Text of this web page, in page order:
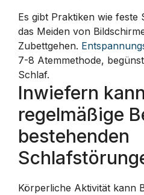
Es gibt Praktiken wie feste
das Meiden von
Zubettgehen.
7-8 Atemmethode,
Schlaf.
Inwiefern kann
regelmäßige
bestehenden
Körperliche Aktivität kann